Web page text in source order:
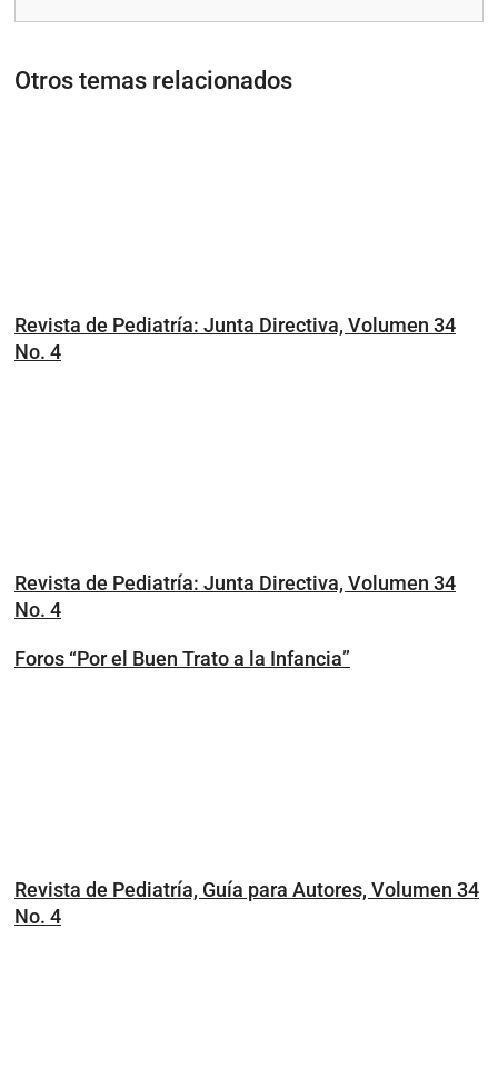
Otros temas relacionados
Revista de Pediatría: Junta Directiva, Volumen 34
No. 4
Revista de Pediatría: Junta Directiva, Volumen 34
No. 4
Foros “Por el Buen Trato a la Infancia”
Revista de Pediatría, Guía para Autores, Volumen 34
No. 4